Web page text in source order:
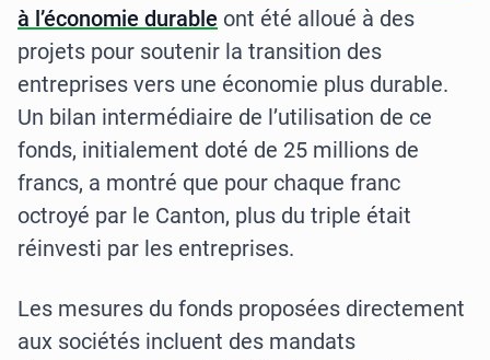
à l’économie durable ont été alloué à des
projets pour soutenir la transition des
entreprises vers une économie plus durable.
Un bilan intermédiaire de l’utilisation de ce
fonds, initialement doté de 25 millions de
francs, a montré que pour chaque franc
octroyé par le Canton, plus du triple était
réinvesti par les entreprises.
Les mesures du fonds proposées directement
aux sociétés incluent des mandats